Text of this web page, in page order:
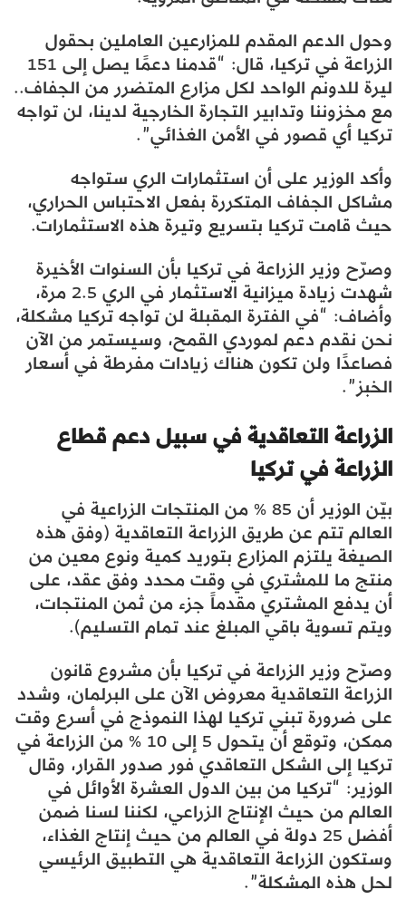
وحول الدعم المقدم للمزارعين العاملين بحقول
الزراعة في تركيا، قال: “قدمنا ​​دعمًا يصل إلى 151
ليرة للدونم الواحد لكل مزارع المتضرر من الجفاف..
مع مخزوننا وتدابير التجارة الخارجية لدينا، لن تواجه
تركيا أي قصور في الأمن الغذائي”.
وأكد الوزير على أن استثمارات الري ستواجه
مشاكل الجفاف المتكررة بفعل الاحتباس الحراري،
حيث قامت تركيا بتسريع وتيرة هذه الاستثمارات.
وصرّح وزير الزراعة في تركيا بأن السنوات الأخيرة
شهدت زيادة ميزانية الاستثمار في الري 2.5 مرة،
وأضاف: “في الفترة المقبلة لن تواجه تركيا مشكلة،
نحن نقدم دعم لموردي القمح، وسيستمر من الآن
فصاعدًا ولن تكون هناك زيادات مفرطة في أسعار
الخبز”.
الزراعة التعاقدية في سبيل دعم قطاع
الزراعة في تركيا
بيّن الوزير أن 85 % من المنتجات الزراعية في
العالم تتم عن طريق الزراعة التعاقدية (وفق هذه
الصيغة يلتزم المزارع بتوريد كمية ونوع معين من
منتج ما للمشتري في وقت محدد وفق عقد، على
أن يدفع المشتري مقدماً جزء من ثمن المنتجات،
ويتم تسوية باقي المبلغ عند تمام التسليم).
وصرّح وزير الزراعة في تركيا بأن مشروع قانون
الزراعة التعاقدية معروض الآن على البرلمان، وشدد
على ضرورة تبني تركيا لهذا النموذج في أسرع وقت
ممكن، وتوقع أن يتحول 5 إلى 10 % من الزراعة في
تركيا إلى الشكل التعاقدي فور صدور القرار، وقال
الوزير: “تركيا من بين الدول العشرة الأوائل في
العالم من حيث الإنتاج الزراعي، لكننا لسنا ضمن
أفضل 25 دولة في العالم من حيث إنتاج الغذاء،
وستكون الزراعة التعاقدية هي التطبيق الرئيسي
لحل هذه المشكلة”.